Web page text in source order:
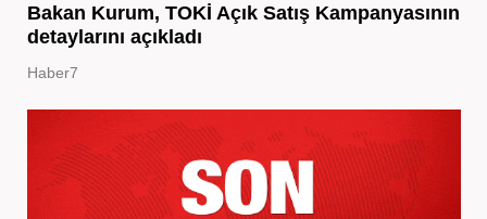
Bakan Kurum, TOKİ Açık Satış Kampanyasının
detaylarını açıkladı
Haber7